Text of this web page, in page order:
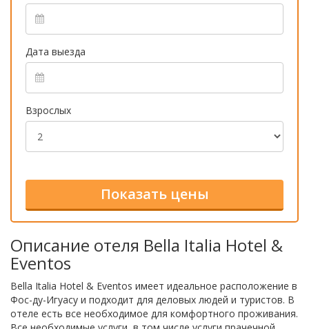
Дата выезда
Взрослых
Описание отеля Bella Italia Hotel &
Eventos
Bella Italia Hotel & Eventos имеет идеальное расположение в
Фос-ду-Игуасу и подходит для деловых людей и туристов. В
отеле есть все необходимое для комфортного проживания.